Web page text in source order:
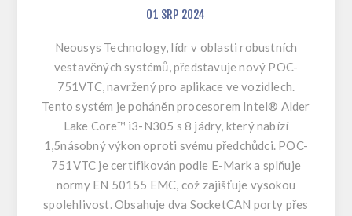
01 SRP 2024
Neousys Technology, lídr v oblasti robustních
vestavěných systémů, představuje nový POC-
751VTC, navržený pro aplikace ve vozidlech.
Tento systém je poháněn procesorem Intel® Alder
Lake Core™ i3-N305 s 8 jádry, který nabízí
1,5násobný výkon oproti svému předchůdci. POC-
751VTC je certifikován podle E-Mark a splňuje
normy EN 50155 EMC, což zajišťuje vysokou
spolehlivost. Obsahuje dva SocketCAN porty přes